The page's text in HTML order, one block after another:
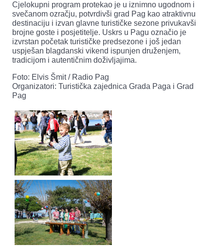
Cjelokupni program protekao je u iznimno ugodnom i
svečanom ozračju, potvrdivši grad Pag kao atraktivnu
destinaciju i izvan glavne turističke sezone privukavši
brojne goste i posjetitelje. Uskrs u Pagu označio je
izvrstan početak turističke predsezone i još jedan
uspješan blagdanski vikend ispunjen druženjem,
tradicijom i autentičnim doživljajima.
Foto: Elvis Šmit / Radio Pag
Organizatori: Turistička zajednica Grada Paga i Grad
Pag